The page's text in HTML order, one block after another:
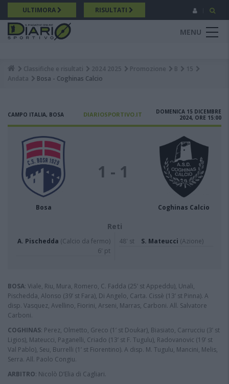
Salta
al
contenuto
principale
ULTIMORA RISULTATI
MENU
Breadcrumb
Classifiche e risultati 2024 2025 Promozione B
15
Andata
Bosa - Coghinas Calcio
CAMPO ITALIA, BOSA DIARIOSPORTIVO.IT
DOMENICA 15 DICEMBRE
2024, ORE 15:00
Bosa
1 - 1
Coghinas Calcio
Reti
A. Pischedda (Calcio da fermo)
6' pt
48' st S. Mateucci (Azione)
BOSA: Viale, Riu, Mura, Romero, C. Fadda (25’ st Appeddu), Unali,
Pischedda, Alonso (39’ st Fara), Di Angelo, Carta. Cissè (13’ st Pinna). A
disp. Vasquez, Avellino, Fiorini, Arseni, Marras, Carboni. All. Salvatore
Carboni.
COGHINAS: Perez, Olmetto, Greco (1’ st Doukar), Biasiato, Carrucciu (3’ st
Ligios), Mateucci, Paganelli, Criado (13’ st F. Tugulu), Radovanovic (19’ st
Val Pablo), Seu, Burrelli (1’ st Fiorentino). A disp. M. Tugulu, Mancini, Melis,
Serra. All. Paolo Congiu.
ARBITRO: Nicolò D’Elia di Cagliari.